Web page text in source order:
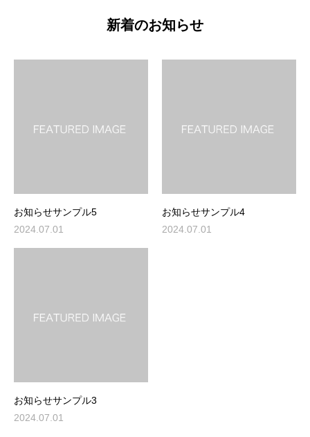
新着のお知らせ
お知らせサンプル5
2024.07.01
お知らせサンプル4
2024.07.01
お知らせサンプル3
2024.07.01